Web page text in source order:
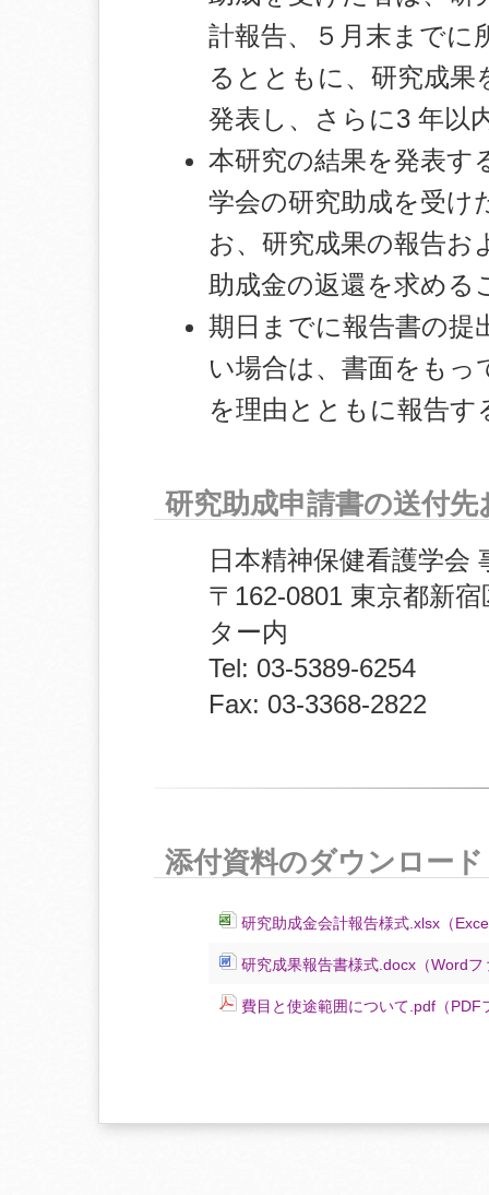
計報告、５月末までに
るとともに、研究成果
発表し、さらに3 年以
本研究の結果を発表す
学会の研究助成を受け
お、研究成果の報告お
助成金の返還を求める
期日までに報告書の提
い場合は、書面をもっ
を理由とともに報告す
研究助成申請書の送付
日本精神保健看護学会
〒162-0801 東京都新
ター内
Tel: 03-5389-6254
Fax: 03-3368-2822
添付資料のダウンロード
研究助成金会計報告様式.xlsx（
研究成果報告書様式.docx（Word
費目と使途範囲について.pdf（PDF